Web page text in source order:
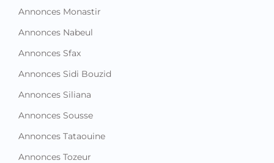
Annonces Monastir
Annonces Nabeul
Annonces Sfax
Annonces Sidi Bouzid
Annonces Siliana
Annonces Sousse
Annonces Tataouine
Annonces Tozeur